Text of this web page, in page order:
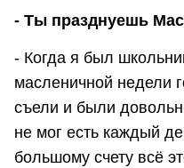
- Ты празднуешь
- Когда я был
масленичной недели
съели и были
не мог есть каждый
большому счету всё